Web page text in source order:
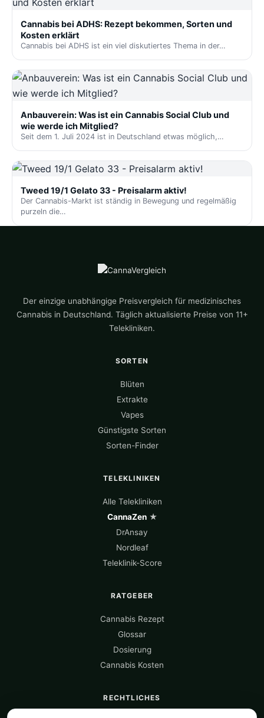
Cannabis bei ADHS: Rezept bekommen, Sorten und
Kosten erklärt
Cannabis bei ADHS ist ein viel diskutiertes Thema in der…
Anbauverein: Was ist ein Cannabis Social Club und
wie werde ich Mitglied?
Seit dem 1. Juli 2024 ist in Deutschland etwas möglich,…
Tweed 19/1 Gelato 33 - Preisalarm aktiv!
Der Cannabis-Markt ist ständig in Bewegung und regelmäßig
purzeln die…
Der einzige unabhängige Preisvergleich für medizinisches
Cannabis in Deutschland. Täglich aktualisierte Preise von 11+
Telekliniken.
SORTEN
Blüten
Extrakte
Vapes
Günstigste Sorten
Sorten-Finder
TELEKLINIKEN
Alle Telekliniken
CannaZen★
DrAnsay
Nordleaf
Teleklinik-Score
RATGEBER
Cannabis Rezept
Glossar
Dosierung
Cannabis Kosten
RECHTLICHES